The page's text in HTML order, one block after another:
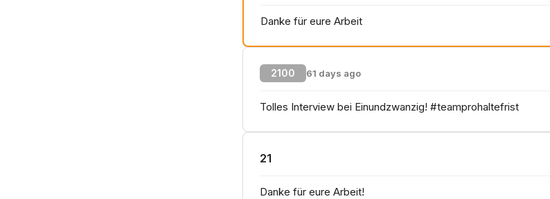
Danke für eure Arbeit
2100 61 days ago
Tolles Interview bei Einundzwanzig! #teamprohaltefrist
21
Danke für eure Arbeit!